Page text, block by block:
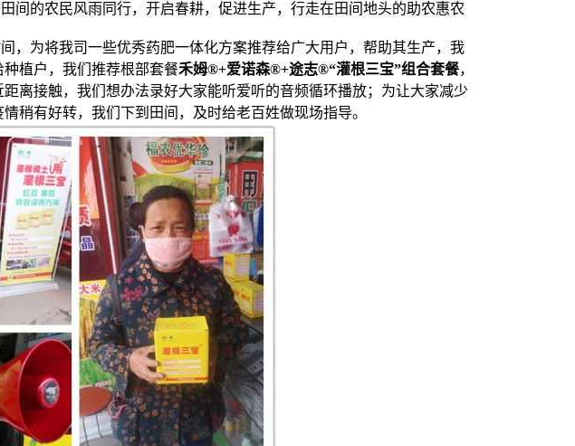
间的农民风雨同行，开启春耕，促进生产，行走在田间地头的助农惠农
，为将我司一些优秀药肥一体化方案推荐给广大用户，帮助其生产，我
植户，我们推荐根部套餐禾姆®+爱诺森®+途志®“灌根三宝”组合套餐，
离接触，我们想办法录好大家能听爱听的音频循环播放；为让大家减少
稍有好转，我们下到田间，及时给老百姓做现场指导。